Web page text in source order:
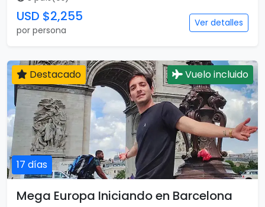
USD $2,255
por persona
Ver detalles
17 días
Destacado Vuelo incluido
Mega Europa Iniciando en Barcelona